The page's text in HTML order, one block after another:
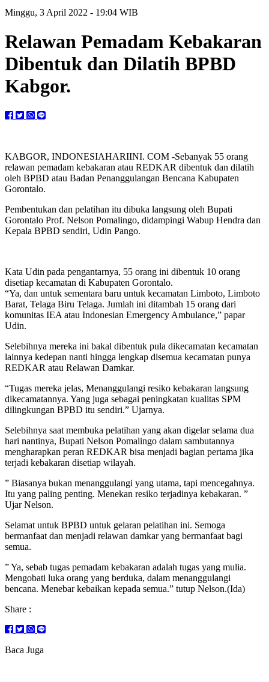
Minggu, 3 April 2022 - 19:04 WIB
Relawan Pemadam Kebakaran
Dibentuk dan Dilatih BPBD
Kabgor.
KABGOR, INDONESIAHARIINI. COM -Sebanyak 55 orang
relawan pemadam kebakaran atau REDKAR dibentuk dan dilatih
oleh BPBD atau Badan Penanggulangan Bencana Kabupaten
Gorontalo.
Pembentukan dan pelatihan itu dibuka langsung oleh Bupati
Gorontalo Prof. Nelson Pomalingo, didampingi Wabup Hendra dan
Kepala BPBD sendiri, Udin Pango.
Kata Udin pada pengantarnya, 55 orang ini dibentuk 10 orang
disetiap kecamatan di Kabupaten Gorontalo.
“Ya, dan untuk sementara baru untuk kecamatan Limboto, Limboto
Barat, Telaga Biru Telaga. Jumlah ini ditambah 15 orang dari
komunitas IEA atau Indonesian Emergency Ambulance,” papar
Udin.
Selebihnya mereka ini bakal dibentuk pula dikecamatan kecamatan
lainnya kedepan nanti hingga lengkap disemua kecamatan punya
REDKAR atau Relawan Damkar.
“Tugas mereka jelas, Menanggulangi resiko kebakaran langsung
dikecamatannya. Yang juga sebagai peningkatan kualitas SPM
dilingkungan BPBD itu sendiri.” Ujarnya.
Selebihnya saat membuka pelatihan yang akan digelar selama dua
hari nantinya, Bupati Nelson Pomalingo dalam sambutannya
mengharapkan peran REDKAR bisa menjadi bagian pertama jika
terjadi kebakaran disetiap wilayah.
” Biasanya bukan menanggulangi yang utama, tapi mencegahnya.
Itu yang paling penting. Menekan resiko terjadinya kebakaran. ”
Ujar Nelson.
Selamat untuk BPBD untuk gelaran pelatihan ini. Semoga
bermanfaat dan menjadi relawan damkar yang bermanfaat bagi
semua.
” Ya, sebab tugas pemadam kebakaran adalah tugas yang mulia.
Mengobati luka orang yang berduka, dalam menanggulangi
bencana. Menebar kebaikan kepada semua.” tutup Nelson.(Ida)
Share :
Baca Juga